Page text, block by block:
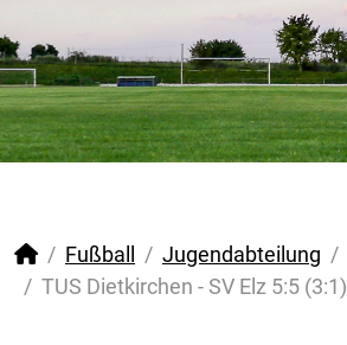
Fußball Jugendabteilung
TUS Dietkirchen - SV Elz 5:5 (3:1)